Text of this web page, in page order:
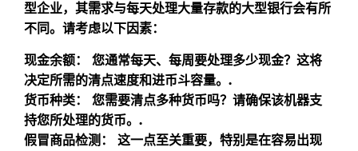
型企业，其需求与每天处理大量存款的大型银行会有所
不同。请考虑以下因素：
现金余额：
您通常每天、每周要处理多少现金？这将
决定所需的清点速度和进币斗容量。.
货币种类：
您需要清点多种货币吗？请确保该机器支
持您所处理的货币。.
假冒商品检测：
这一点至关重要，特别是在容易出现